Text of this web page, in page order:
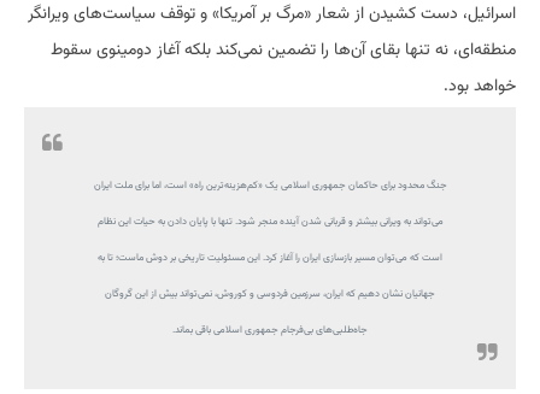
اسرائیل، دست کشیدن از شعار «مرگ بر آمریکا» و توقف سیاست‌های ویرانگر
منطقه‌ای، نه تنها بقای آن‌ها را تضمین نمی‌کند بلکه آغاز دومینوی سقوط
خواهد بود.
‏جنگ محدود برای حاکمان جمهوری اسلامی یک «کم‌هزینه‌ترین راه» است، اما برای ملت ایران
می‌تواند به ویرانی بیشتر و قربانی شدن آینده منجر شود. تنها با پایان دادن به حیات این نظام
است که می‌توان مسیر بازسازی ایران را آغاز کرد. این مسئولیت تاریخی بر دوش ماست؛ تا به
جهانیان نشان دهیم که ایران، سرزمین فردوسی و کوروش، نمی‌تواند بیش از این گروگان
جاه‌طلبی‌های بی‌فرجام جمهوری اسلامی باقی بماند.